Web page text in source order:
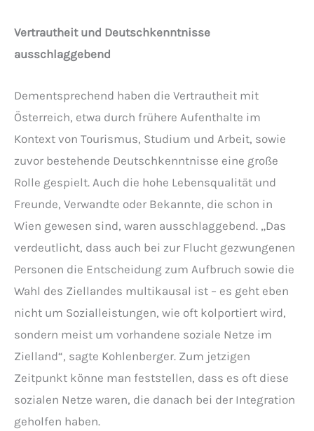
Vertrautheit und Deutschkenntnisse
ausschlaggebend
Dementsprechend haben die Vertrautheit mit
Österreich, etwa durch frühere Aufenthalte im
Kontext von Tourismus, Studium und Arbeit, sowie
zuvor bestehende Deutschkenntnisse eine große
Rolle gespielt. Auch die hohe Lebensqualität und
Freunde, Verwandte oder Bekannte, die schon in
Wien gewesen sind, waren ausschlaggebend. „Das
verdeutlicht, dass auch bei zur Flucht gezwungenen
Personen die Entscheidung zum Aufbruch sowie die
Wahl des Ziellandes multikausal ist – es geht eben
nicht um Sozialleistungen, wie oft kolportiert wird,
sondern meist um vorhandene soziale Netze im
Zielland“, sagte Kohlenberger. Zum jetzigen
Zeitpunkt könne man feststellen, dass es oft diese
sozialen Netze waren, die danach bei der Integration
geholfen haben.